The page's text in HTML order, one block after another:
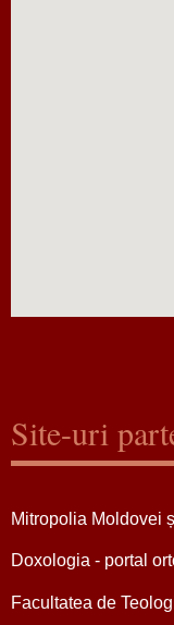
Site-uri
Mitropolia Moldovei
Doxologia - portal
Facultatea de